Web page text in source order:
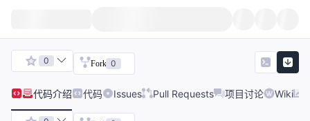
0 Fork 0
代码介绍 代码 Issues Pull Requests 项目讨论 Wiki